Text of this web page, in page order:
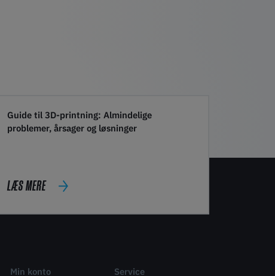
Guide til 3D-printning: Almindelige
problemer, årsager og løsninger
LÆS MERE
Min konto
Service